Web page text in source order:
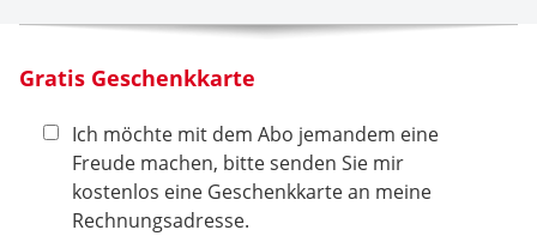
Gratis Geschenkkarte
Ich möchte mit dem Abo jemandem eine
Freude machen, bitte senden Sie mir
kostenlos eine Geschenkkarte an meine
Rechnungsadresse.